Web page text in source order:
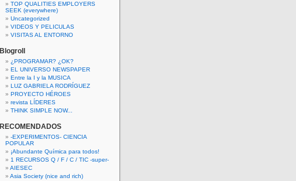
TOP QUALITIES EMPLOYERS
SEEK (everywhere)
Uncategorized
VIDEOS Y PELICULAS
VISITAS AL ENTORNO
Blogroll
¿PROGRAMAR? ¿OK?
EL UNIVERSO NEWSPAPER
Entre la I y la MUSICA
LUZ GABRIELA RODRÍGUEZ
PROYECTO HÉROES
revista LÍDERES
THINK SIMPLE NOW...
RECOMENDADOS
-EXPERIMENTOS- CIENCIA
POPULAR
¡Abundante Química para todos!
1 RECURSOS Q / F / C / TIC -super-
AIESEC
Asia Society (nice and rich)